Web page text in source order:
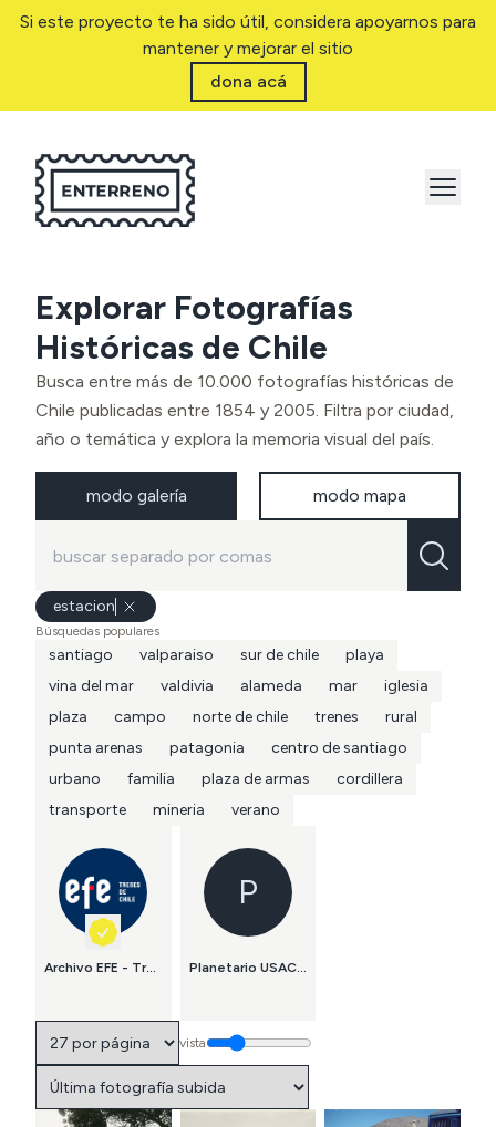
Si este proyecto te ha sido útil, considera apoyarnos para
mantener y mejorar el sitio
dona acá
Explorar Fotografías
Históricas de Chile
Busca entre más de 10.000 fotografías históricas de
Chile publicadas entre 1854 y 2005. Filtra por ciudad,
año o temática y explora la memoria visual del país.
modo galería modo mapa
estacion
Búsquedas populares
santiago valparaiso sur de chile
playa
vina del mar
valdivia alameda mar
iglesia
plaza
campo norte de chile trenes
rural
punta arenas
patagonia
centro de santiago
urbano
familia plaza de armas
cordillera
transporte
mineria verano
Archivo EFE - Trenes de Chile
P
Planetario USACH Fundación
vista